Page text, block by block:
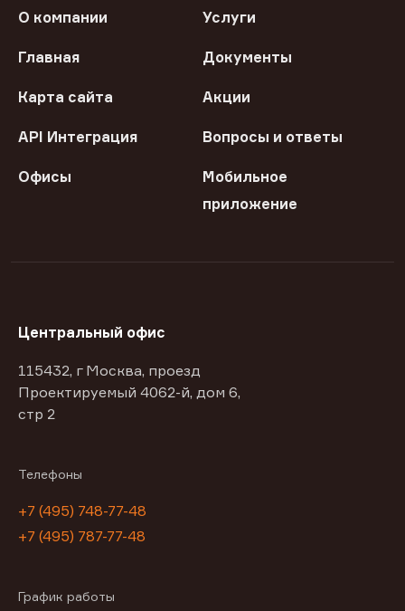
О компании Услуги
Главная Документы
Карта сайта Акции
API Интеграция Вопросы и ответы
Офисы
Мобильное
приложение
Центральный офис
115432, г Москва, проезд
Проектируемый 4062-й, дом 6,
стр 2
Телефоны
+7 (495) 748-77-48
+7 (495) 787-77-48
График работы